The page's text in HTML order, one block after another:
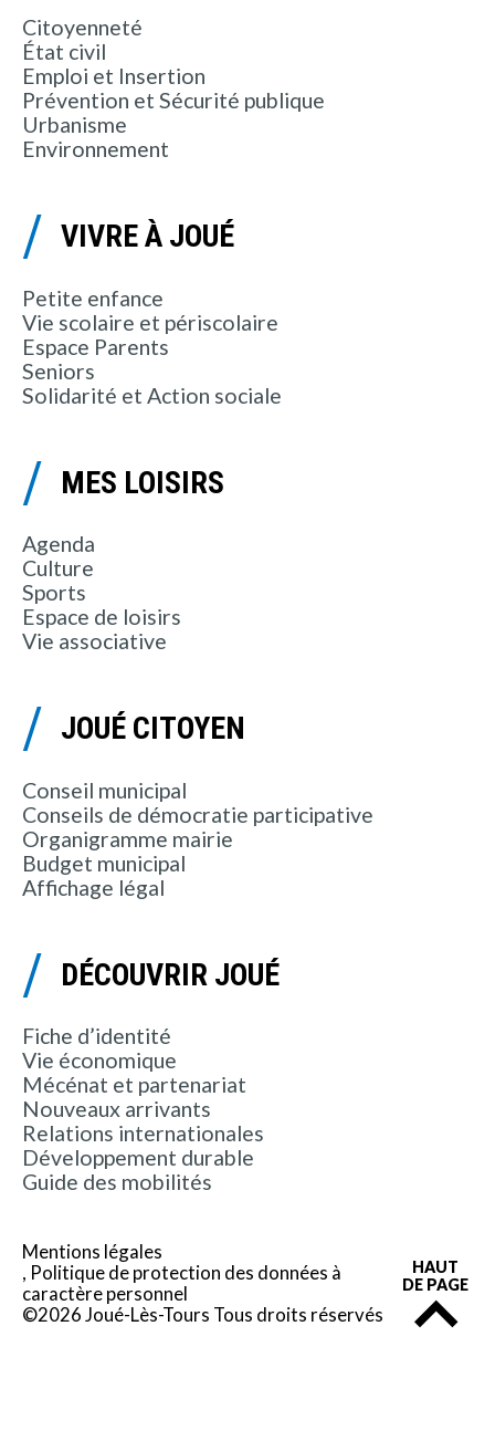
Citoyenneté
État civil
Emploi et Insertion
Prévention et Sécurité publique
Urbanisme
Environnement
VIVRE À JOUÉ
Petite enfance
Vie scolaire et périscolaire
Espace Parents
Seniors
Solidarité et Action sociale
MES LOISIRS
Agenda
Culture
Sports
Espace de loisirs
Vie associative
JOUÉ CITOYEN
Conseil municipal
Conseils de démocratie participative
Organigramme mairie
Budget municipal
Affichage légal
DÉCOUVRIR JOUÉ
Fiche d’identité
Vie économique
Mécénat et partenariat
Nouveaux arrivants
Relations internationales
Développement durable
Guide des mobilités
Mentions légales
Politique de protection des données à
caractère personnel
©2026 Joué-Lès-Tours Tous droits réservés
HAUT
DE PAGE